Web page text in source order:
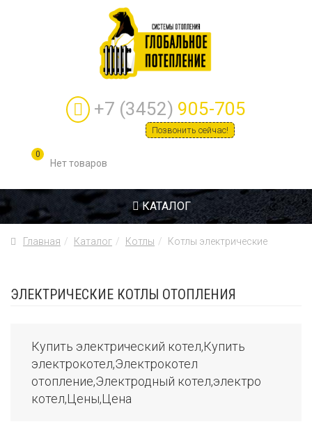
+7 (3452) 905-705
Позвонить сейчас!
0
КАТАЛОГ
Главная Каталог Котлы Котлы электрические
ЭЛЕКТРИЧЕСКИЕ КОТЛЫ ОТОПЛЕНИЯ
Купить электрический котел,Купить
электрокотел,Электрокотел
отопление,Электродный котел,электро
котел,Цены,Цена